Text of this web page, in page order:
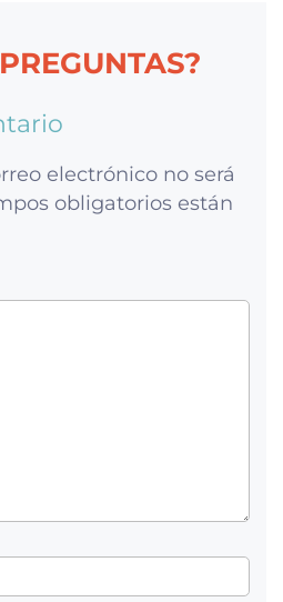
electrónico no será
obligatorios están